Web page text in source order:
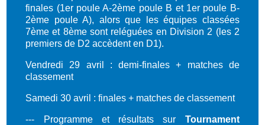
finales (1er poule A-2ème poule B et 1er poule B-
2ème poule A), alors que les équipes classées
7ème et 8ème sont reléguées en Division 2 (les 2
premiers de D2 accèdent en D1).
Vendredi 29 avril : demi-finales + matches de
classement
Samedi 30 avril : finales + matches de classement
--- Programme et résultats sur Tournament